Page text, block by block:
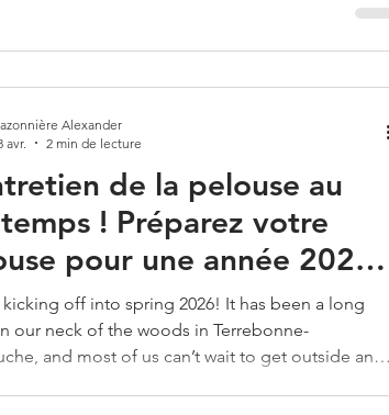
pour obtenir un gazon vert, dense et en
tout l’été. Voici notre guide étape par étape
de la pelouse au
! Préparez votre
pour une année 2026
verte !
kicking off into spring 2026! It has been a long
our neck of the woods in Terrebonne-
and most of us can’t wait to get outside and
Alexander
avr.
2 min de lecture